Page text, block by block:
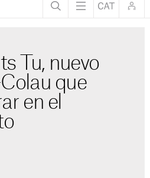
Tu, nuevo
que
en el